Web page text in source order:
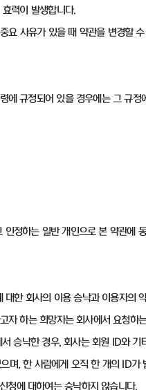
력이 발생합니다.
요 사유가 있을 때 약관을 변경할
에 규정되어 있을 경우에는 그 규정
인정하는 일반 개인으로 본 약관에
한 회사의 이용 승낙과 이용자의
자 하는 희망자는 회사에서 요청하
승낙한 경우, 회사는 회원 ID와
며, 한 사람에게 오직 한 개의 ID가
청에 대하여는 승낙하지 않습니다.